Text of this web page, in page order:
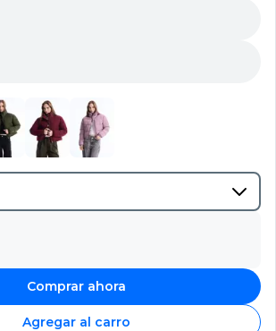
Comprar ahora
Agregar al carro